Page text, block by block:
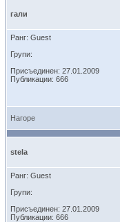
гали
Ранг: Guest
Групи:
Присъединен: 27.01.2009
Публикации: 666
Нагоре
stela
Ранг: Guest
Групи:
Присъединен: 27.01.2009
Публикации: 666